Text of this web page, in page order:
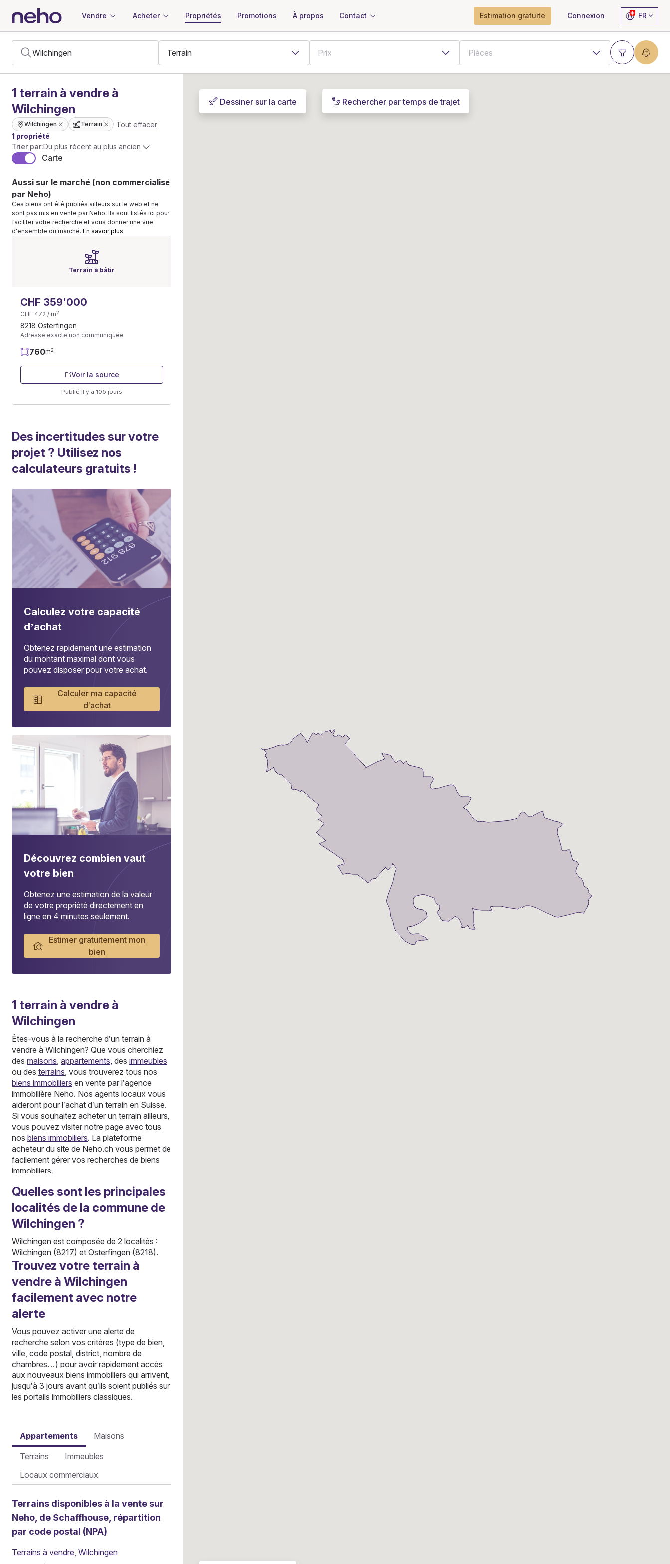
Vendre Acheter Propriétés Promotions À propos Contact Estimation gratuite Connexion FR
1 terrain à vendre à
Wilchingen
Wilchingen Terrain
Tout effacer
1 propriété
Trier par:Du plus récent au plus ancien
Carte
Aussi sur le marché (non commercialisé
par Neho)
Ces biens ont été publiés ailleurs sur le web et ne
sont pas mis en vente par Neho. Ils sont listés ici pour
faciliter votre recherche et vous donner une vue
d'ensemble du marché. En savoir plus
Terrain à bâtir
CHF 359'000
CHF 472 / m2
8218 Osterfingen
Adresse exacte non communiquée
760m2
Voir la source
Publié il y a 105 jours
Des incertitudes sur votre
projet ? Utilisez nos
calculateurs gratuits !
Calculez votre capacité
d’achat
Obtenez rapidement une estimation
du montant maximal dont vous
pouvez disposer pour votre achat.
Calculer ma capacité
d’achat
Découvrez combien vaut
votre bien
Obtenez une estimation de la valeur
de votre propriété directement en
ligne en 4 minutes seulement.
Estimer gratuitement mon
bien
1 terrain à vendre à
Wilchingen
Êtes-vous à la recherche d’un terrain à
vendre à Wilchingen? Que vous cherchiez
des maisons, appartements, des immeubles
ou des terrains, vous trouverez tous nos
biens immobiliers en vente par l’agence
immobilière Neho. Nos agents locaux vous
aideront pour l’achat d’un terrain en Suisse.
Si vous souhaitez acheter un terrain ailleurs,
vous pouvez visiter notre page avec tous
nos biens immobiliers. La plateforme
acheteur du site de Neho.ch vous permet de
facilement gérer vos recherches de biens
immobiliers.
Quelles sont les principales
localités de la commune de
Wilchingen ?
Wilchingen est composée de 2 localités :
Wilchingen (8217) et Osterfingen (8218).
Trouvez votre terrain à
vendre à Wilchingen
facilement avec notre
alerte
Vous pouvez activer une alerte de
recherche selon vos critères (type de bien,
ville, code postal, district, nombre de
chambres…) pour avoir rapidement accès
aux nouveaux biens immobiliers qui arrivent,
jusqu’à 3 jours avant qu’ils soient publiés sur
les portails immobiliers classiques.
Appartements Maisons
Terrains
Immeubles
Locaux commerciaux
Terrains disponibles à la vente sur
Neho, de Schaffhouse, répartition
par code postal (NPA)
Terrains à vendre, Wilchingen
Dessiner sur la carte Rechercher par temps de trajet